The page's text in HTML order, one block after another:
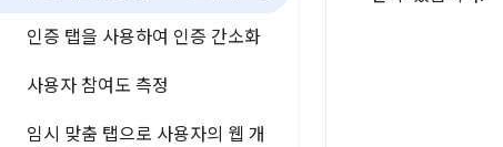
인증 탭을 사용하여 인증 간소화
사용자 참여도 측정
임시 맞춤 탭으로 사용자의 웹 개